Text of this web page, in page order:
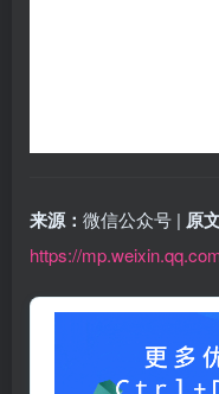
来源： 微信公众号 | 原
https://